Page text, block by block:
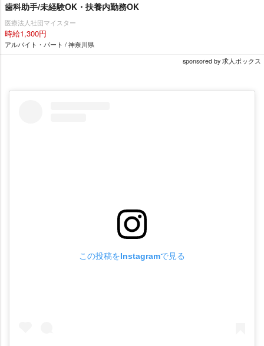
歯科助手/未経験OK・扶養内勤務OK
医療法人社団マイスター
時給1,300円
アルバイト・パート / 神奈川県
sponsored by 求人ボックス
この投稿をInstagramで見る